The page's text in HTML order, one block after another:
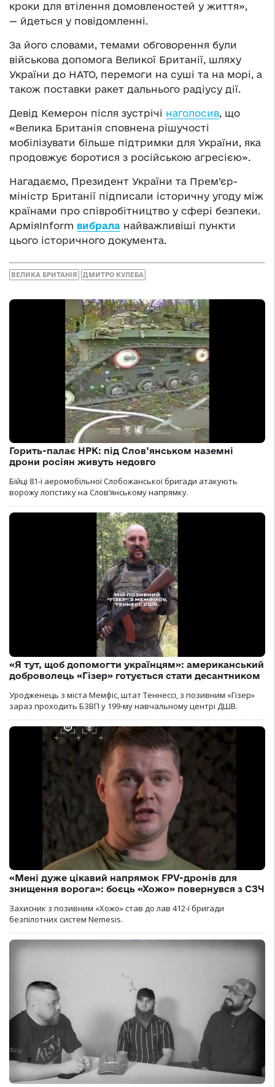
кроки для втілення домовленостей у життя»,
— йдеться у повідомленні.
За його словами, темами обговорення були
військова допомога Великої Британії, шляху
України до НАТО, перемоги на суші та на морі, а
також поставки ракет дальнього радіусу дії.
Девід Кемерон після зустрічі наголосив, що
«Велика Британія сповнена рішучості
мобілізувати більше підтримки для України, яка
продовжує боротися з російською агресією».
Нагадаємо, Президент України та Прем’єр-
міністр Британії підписали історичну угоду між
країнами про співробітництво у сфері безпеки.
АрміяInform вибрала найважливіші пункти
цього історичного документа.
ВЕЛИКА БРИТАНІЯ ДМИТРО КУЛЕБА
Горить-палає НРК: під Слов’янськом наземні
дрони росіян живуть недовго
Бійці 81-ї аеромобільної Слобожанської бригади атакують
ворожу логістику на Словʼянському напрямку.
«Я тут, щоб допомогти українцям»: американський
доброволець «Гізер» готується стати десантником
Уродженець з міста Мемфіс, штат Теннессі, з позивним «Гізер»
зараз проходить БЗВП у 199-му навчальному центрі ДШВ.
«Мені дуже цікавий напрямок FPV-дронів для
знищення ворога»: боєць «Хожо» повернувся з СЗЧ
Захисник з позивним «Хожо» став до лав 412-ї бригади
безпілотних систем Nemesis.